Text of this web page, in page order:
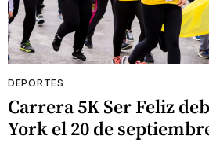
DEPORTES
Carrera 5K Ser Feliz
York el 20 de